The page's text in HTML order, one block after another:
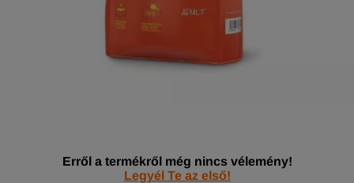
Erről a termékről még nincs vélemény!
Legyél Te az első!